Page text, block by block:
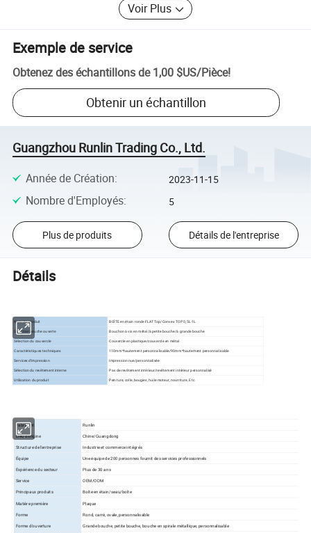
Voir Plus
Exemple de service
Obtenez des échantillons de 1,00 $US/Pièce!
Obtenir un échantillon
Guangzhou Runlin Trading Co., Ltd.
Année de Création: 2023-11-15
Nombre d'Employés: 5
Plus de produits Détails de l'entreprise
Détails
Nom du produit BOÎTE en étain ronde FLAT Top/Convex TOP 0,5L-1L
Sélection bouche ouverte Bouchon à vis en métal/à petite bouche/à grande bouche
Sélection du couvercle
Couvercle en plastique/couvercle en métal
Caractéristiques techniques
110mm*hautement personnalisable/90mm*hautement personnalisable
Services d'impression Impression nue/personnalisée
Sélection du revêtement interne
Pas de revêtement intérieur/revêtement intérieur personnalisé
Utilisation du produit
Peinture, colle, bougies, huile moteur, nourriture, Etc
Fabricant
Runlin
Lieu d'origine
Chine/Guangdong
Structure de l'entreprise
Industrie et commerce intégrés
Équipe
Une équipe de 200 personnes fournit des services professionnels
Expérience du secteur Plus de 30 ans
Service
OEM/ODM
Principaux produits
Boîte en étain/seau/boîte
Matière première
Plaque
Forme
Rond, carré, ovale, personnalisable
Forme d'ouverture Grande bouche, petite bouche, bouche en spirale métallique, personnalisable